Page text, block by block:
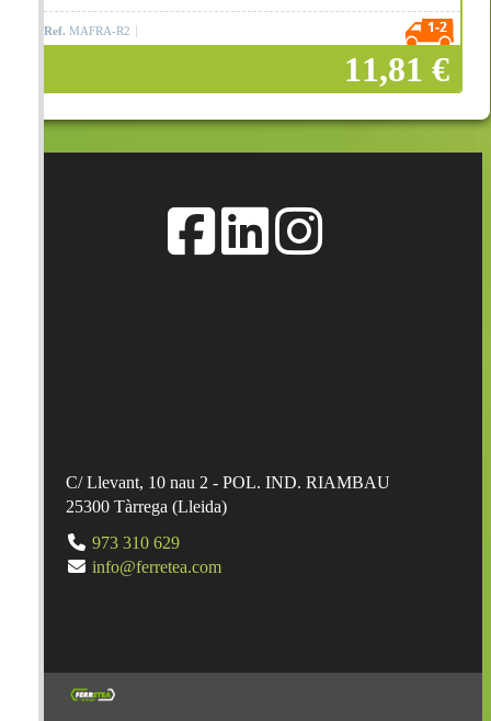
Ref. MAFRA-R2
11,81 €
Añadir a la cesta
C/ Llevant, 10 nau 2 - POL. IND. RIAMBAU
25300 Tàrrega (Lleida)
973 310 629
info@ferretea.com